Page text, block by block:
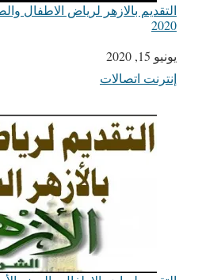
التقديم بالازهر لرياض الاطفال
2020
التاريخ
يونيو 15, 2020
في ما يتعلق بما يأتي
إنترنت اتصالات